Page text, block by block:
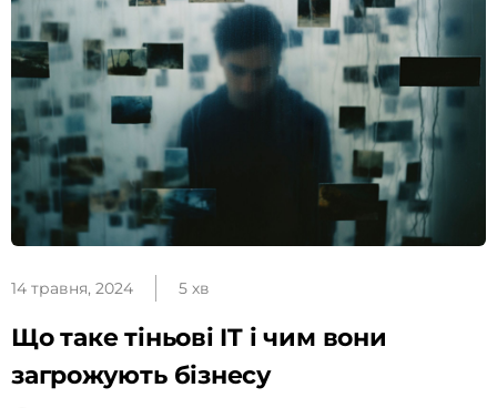
14 травня, 2024 5 хв
Що таке тіньові IT і чим вони
загрожують бізнесу